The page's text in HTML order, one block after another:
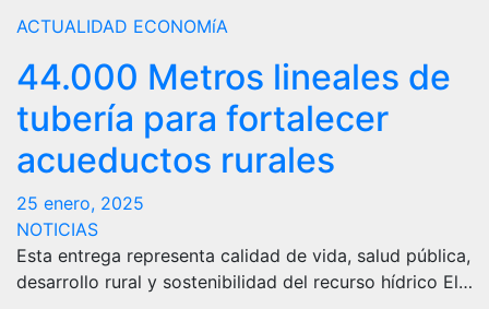
ACTUALIDAD ECONOMíA
44.000 Metros lineales de
tubería para fortalecer
acueductos rurales
25 enero, 2025
NOTICIAS
Esta entrega representa calidad de vida, salud pública,
desarrollo rural y sostenibilidad del recurso hídrico El…